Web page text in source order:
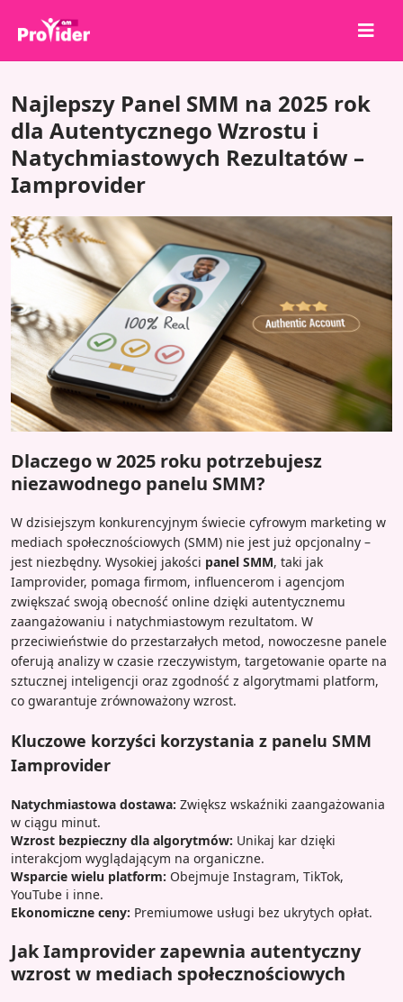
O nas
Zaloguj się
Zarejestruj się
Usługi
API
Warunki
Blog
Najlepszy Panel SMM na 2025 rok
dla Autentycznego Wzrostu i
Natychmiastowych Rezultatów –
Iamprovider
Dlaczego w 2025 roku potrzebujesz
niezawodnego panelu SMM?
W dzisiejszym konkurencyjnym świecie cyfrowym marketing w
mediach społecznościowych (SMM) nie jest już opcjonalny –
jest niezbędny. Wysokiej jakości panel SMM, taki jak
Iamprovider, pomaga firmom, influencerom i agencjom
zwiększać swoją obecność online dzięki autentycznemu
zaangażowaniu i natychmiastowym rezultatom. W
przeciwieństwie do przestarzałych metod, nowoczesne panele
oferują analizy w czasie rzeczywistym, targetowanie oparte na
sztucznej inteligencji oraz zgodność z algorytmami platform,
co gwarantuje zrównoważony wzrost.
Kluczowe korzyści korzystania z panelu SMM
Iamprovider
Natychmiastowa dostawa: Zwiększ wskaźniki zaangażowania
w ciągu minut.
Wzrost bezpieczny dla algorytmów: Unikaj kar dzięki
interakcjom wyglądającym na organiczne.
Wsparcie wielu platform: Obejmuje Instagram, TikTok,
YouTube i inne.
Ekonomiczne ceny: Premiumowe usługi bez ukrytych opłat.
Jak Iamprovider zapewnia autentyczny
wzrost w mediach społecznościowych